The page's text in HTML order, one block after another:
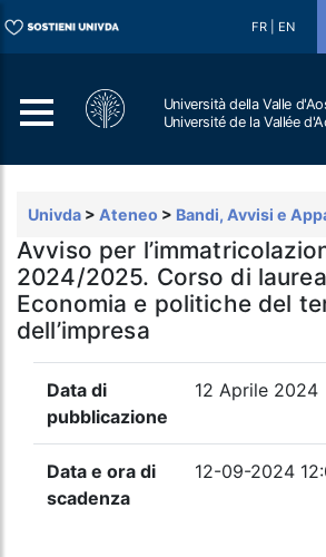
FR EN
Università della Valle
Université de la Vallée
Univda > Ateneo > Bandi, Avvisi e
Avviso per
2024/2025. Corso di
Economia e politiche del
dell’impresa
Data di
pubblicazione
12 Aprile 2024
Data e ora di
scadenza
12-09-2024